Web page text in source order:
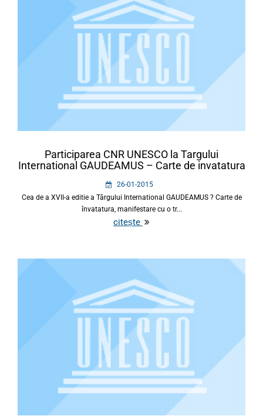
Participarea CNR UNESCO la Targului
International GAUDEAMUS – Carte de invatatura
26-01-2015
Cea de a XVII-a editie a Târgului International GAUDEAMUS ? Carte de
învatatura, manifestare cu o tr...
citește